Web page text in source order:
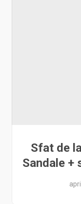
Sfat de
Sandale +